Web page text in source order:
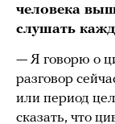
человека
слушать
— Я говорю о
разговор
или период
сказать, что